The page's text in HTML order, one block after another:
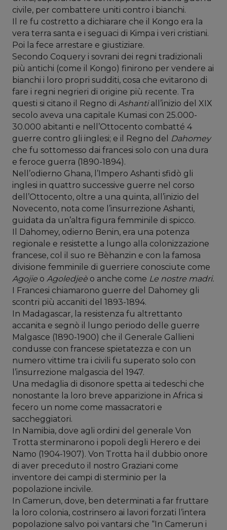
civile, per combattere uniti contro i bianchi.
Il re fu costretto a dichiarare che il Kongo era la
vera terra santa e i seguaci di Kimpa i veri cristiani.
Poi la fece arrestare e giustiziare.
Secondo Coquery i sovrani dei regni tradizionali
più antichi (come il Kongo) finirono per vendere ai
bianchi i loro propri sudditi, cosa che evitarono di
fare i regni negrieri di origine più recente. Tra
questi si citano il Regno di Ashantiall’inizio del XIX
secolo aveva una capitale Kumasi con 25.000-
30.000 abitanti e nell’Ottocento combatté 4
guerre contro gli inglesi; e il Regno del
Dahomey
che fu sottomesso dai francesi solo con una dura
e feroce guerra (1890-1894).
Nell’odierno Ghana, l’Impero Ashanti sfidò gli
inglesi in quattro successive guerre nel corso
dell’Ottocento, oltre a una quinta, all’inizio del
Novecento, nota come l’insurrezione Ashanti,
guidata da un’altra figura femminile di spicco.
Il Dahomey, odierno Benin, era una potenza
regionale e resistette a lungo alla colonizzazione
francese, col il suo re Bèhanzin e con la famosa
divisione femminile di guerriere conosciute come
Agojie o Agoledjeè o anche come Le nostre madri.
I Francesi chiamarono guerre del Dahomey gli
scontri più accaniti del 1893-1894.
In Madagascar, la resistenza fu altrettanto
accanita e segnò il lungo periodo delle guerre
Malgasce (1890-1900) che il Generale Gallieni
condusse con francese spietatezza e con un
numero vittime tra i civili fu superato solo con
l’insurrezione malgascia del 1947.
Una medaglia di disonore spetta ai tedeschi che
nonostante la loro breve apparizione in Africa si
fecero un nome come massacratori e
saccheggiatori.
In Namibia, dove agli ordini del generale Von
Trotta sterminarono i popoli degli Herero e dei
Namo (1904-1907). Von Trotta ha il dubbio onore
di aver preceduto il nostro Graziani come
inventore dei campi di sterminio per la
popolazione incivile.
In Camerun, dove, ben determinati a far fruttare
la loro colonia, costrinsero ai lavori forzati l’intera
popolazione salvo poi vantarsi che “In Camerun i